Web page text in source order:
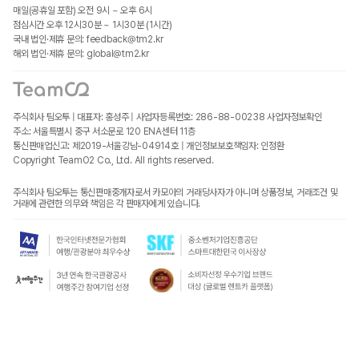
매일(공휴일 포함) 오전 9시 ~ 오후 6시
점심시간 오후 12시30분 ~ 1시30분 (1시간)
국내 법인·제휴 문의: feedback@tm2.kr
해외 법인·제휴 문의: global@tm2.kr
주식회사 팀오투 | 대표자: 홍성주 | 사업자등록번호: 286-88-00238 사업자정보확인
주소: 서울특별시 중구 서소문로 120 ENA센터 11층
통신판매업신고: 제2019-서울강남-04914호 | 개인정보보호책임자: 인정환
Copyright TeamO2 Co., Ltd. All rights reserved.
주식회사 팀오투는 통신판매중개자로서 카모아의 거래당사자가 아니며 상품정보, 거래조건 및
거래에 관련한 의무와 책임은 각 판매자에게 있습니다.